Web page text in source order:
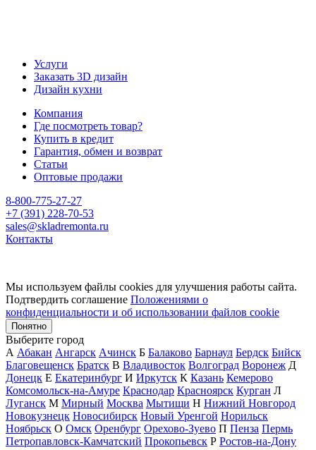
Услуги
Заказать 3D дизайн
Дизайн кухни
Компания
Где посмотреть товар?
Купить в кредит
Гарантия, обмен и возврат
Статьи
Оптовые продажи
8-800-775-27-27
+7 (391) 228-70-53
sales@skladremonta.ru
Контакты
Мы используем файлы cookies для улучшения работы сайта.
Подтвердить соглашение Положениями о
конфиденциальности и об использовании файлов cookie
Понятно
Выберите город
А Абакан Ангарск Ачинск Б Балаково Барнаул Бердск Бийск
Благовещенск Братск В Владивосток Волгоград Воронеж Д
Донецк Е Екатеринбург И Иркутск К Казань Кемерово
Комсомольск-на-Амуре Краснодар Красноярск Курган Л
Луганск М Мирный Москва Мытищи Н Нижний Новгород
Новокузнецк Новосибирск Новый Уренгой Норильск
Ноябрьск О Омск Оренбург Орехово-Зуево П Пенза Пермь
Петропавловск-Камчатский Прокопьевск Р Ростов-на-Дону